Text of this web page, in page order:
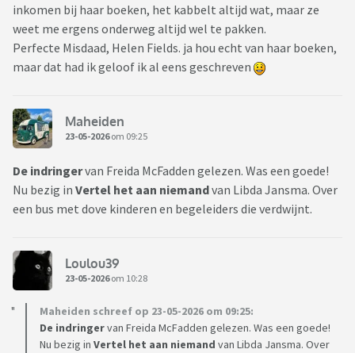
inkomen bij haar boeken, het kabbelt altijd wat, maar ze
weet me ergens onderweg altijd wel te pakken.
Perfecte Misdaad, Helen Fields. ja hou echt van haar boeken,
maar dat had ik geloof ik al eens geschreven
Maheiden
23-05-2026om 09:25
De indringervan Freida McFadden gelezen. Was een goede!
Nu bezig in Vertel het aan niemandvan Libda Jansma. Over
een bus met dove kinderen en begeleiders die verdwijnt.
Loulou39
23-05-2026om 10:28
Maheiden schreef op 23-05-2026 om 09:25:
De indringervan Freida McFadden gelezen. Was een goede!
Nu bezig in Vertel het aan niemand van Libda Jansma. Over